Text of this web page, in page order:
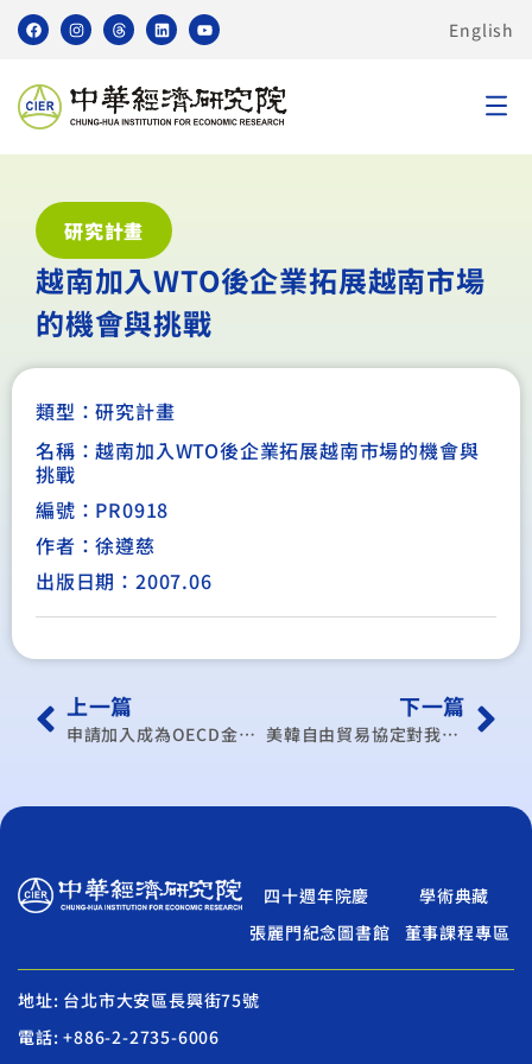
English
研究計畫
越南加入WTO後企業拓展越南市場
的機會與挑戰
類型：研究計畫
名稱：越南加入WTO後企業拓展越南市場的機會與
挑戰
編號：PR0918
作者：徐遵慈
出版日期：2007.06
上一篇
申請加入成為OECD金融市場委員會觀察員之可行性分析與策略規劃
下一篇
美韓自由貿易協定對我國產品輸往美國市場之影響評估分析
四十週年院慶
學術典藏
張麗門紀念圖書館
董事課程專區
地址: 台北市大安區長興街75號
電話: +886-2-2735-6006